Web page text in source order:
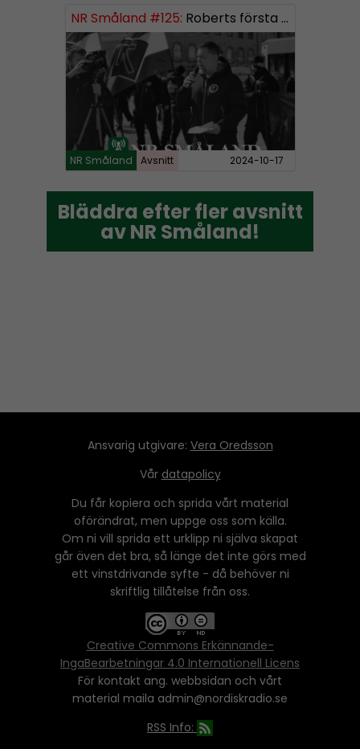
NR Småland #125: Roberts första burk mjukmedel
NR Småland Avsnitt 2024-10-17
Bläddra efter fler avsnitt
av NR Småland!
Bläddra efter fler avsnitt
av NR Småland!
Ansvarig utgivare: Vera Oredsson
Vår datapolicy
Du får kopiera och sprida vårt material
oförändrat, men uppge oss som källa.
Om ni vill sprida ett urklipp ni själva skapat
går även det bra, så länge det inte görs med
ett vinstdrivande syfte - då behöver ni
skriftlig tillåtelse från oss.
Creative Commons Erkännande-
IngaBearbetningar 4.0 Internationell Licens
För kontakt ang. webbsidan och vårt
material maila admin@nordiskradio.se
RSS Info: